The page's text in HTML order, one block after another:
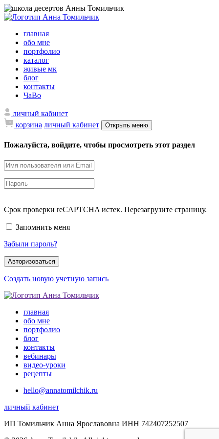
главная
обо мне
портфолио
каталог
живые мк
блог
контакты
ЧаВо
личный кабинет
корзина личный кабинет Открыть меню
Пожалуйста, войдите, чтобы просмотреть этот раздел
Срок проверки reCAPTCHA истек. Перезагрузите страницу.
Запомнить меня
Забыли пароль?
Создать новую учетную запись
главная
обо мне
портфолио
блог
контакты
вебинары
видео-уроки
рецепты
hello@annatomilchik.ru
личный кабинет
ИП Томильчик Анна Ярославовна ИНН 742407252507